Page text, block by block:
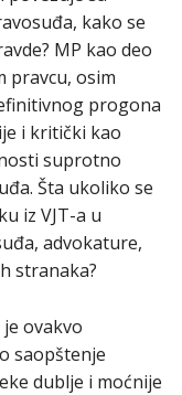
kako se
MP kao deo
pravcu, osim
progona
i kritički kao
suprotno
Šta ukoliko se
iz VJT-a u
advokature,
stranaka?
ovakvo
saopštenje
dublje i moćnije